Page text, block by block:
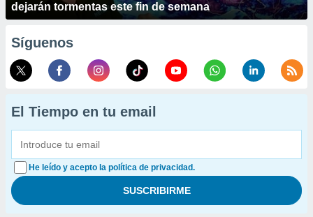
dejarán tormentas este fin de semana
Síguenos
El Tiempo en tu email
He leído y acepto la política de privacidad.